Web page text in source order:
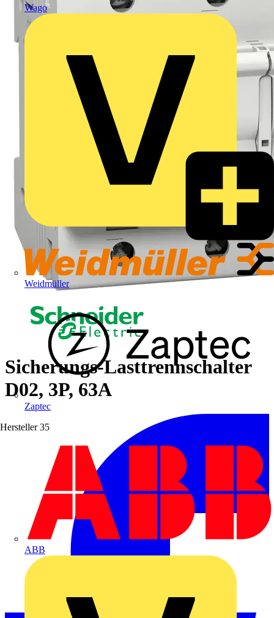
Wago
Weidmüller
Zaptec
Hersteller 35
ABB
Sicherungs-Lasttrennschalter
D02, 3P, 63A